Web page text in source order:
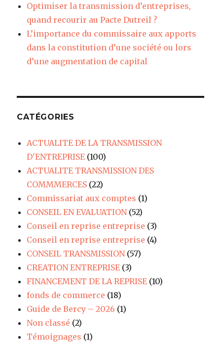
Optimiser la transmission d’entreprises,
quand recourir au Pacte Dutreil ?
L’importance du commissaire aux apports
dans la constitution d’une société ou lors
d’une augmentation de capital
CATÉGORIES
ACTUALITE DE LA TRANSMISSION
D'ENTREPRISE (100)
ACTUALITE TRANSMISSION DES
COMMMERCES (22)
Commissariat aux comptes (1)
CONSEIL EN EVALUATION(52)
Conseil en reprise entreprise (3)
Conseil en reprise entreprise (4)
CONSEIL TRANSMISSION(57)
CREATION ENTREPRISE (3)
FINANCEMENT DE LA REPRISE (10)
fonds de commerce (18)
Guide de Bercy – 2026 (1)
Non classé (2)
Témoignages (1)